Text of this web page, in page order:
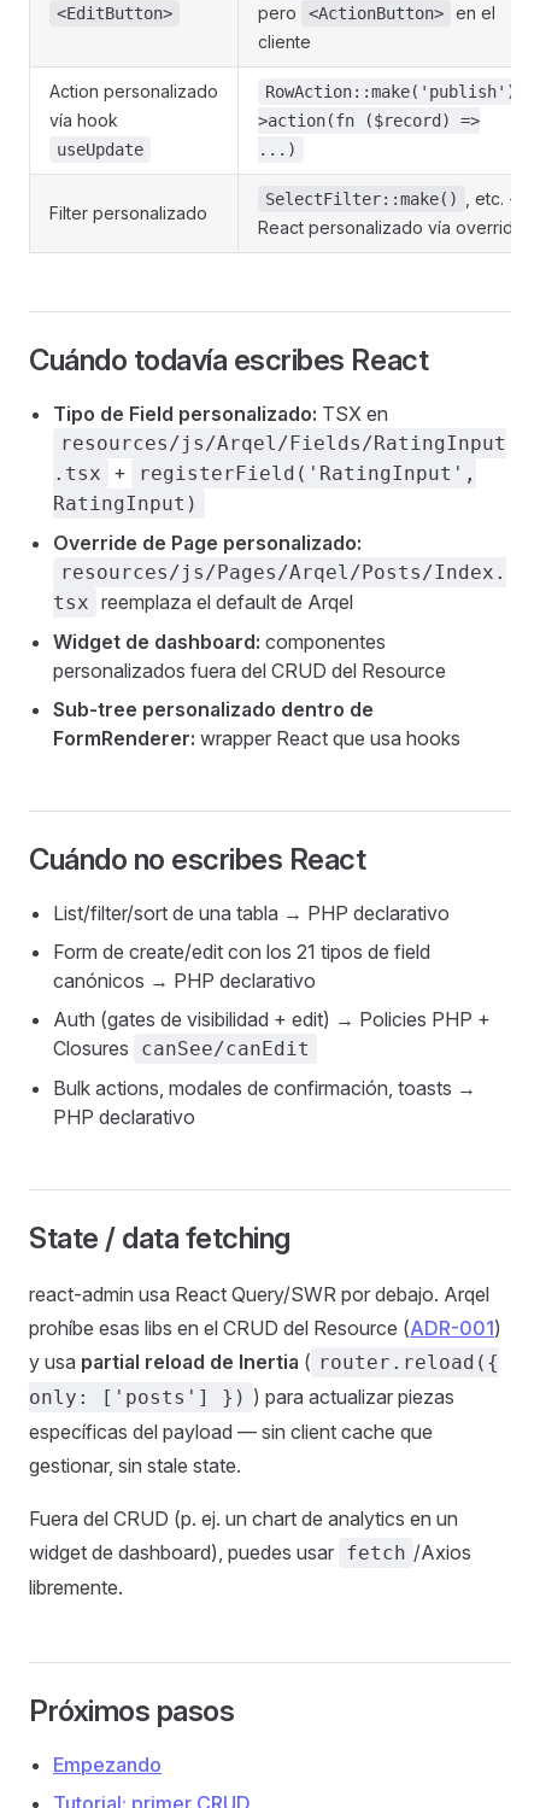
<EditButton>
pero
<ActionButton>
en el
cliente
Action personalizado
vía hook
useUpdate
RowAction::make('publish')-
>action(fn ($record) =>
...)
Filter personalizado
SelectFilter::make()
, etc. +
React personalizado vía override
Cuándo todavía escribes React
Tipo de Field personalizado: TSX en
resources/js/Arqel/Fields/RatingInput
.tsx
+
registerField('RatingInput',
RatingInput)
Override de Page personalizado:
resources/js/Pages/Arqel/Posts/Index.
tsx reemplaza el default de Arqel
Widget de dashboard: componentes
personalizados fuera del CRUD del Resource
Sub-tree personalizado dentro de
FormRenderer: wrapper React que usa hooks
Cuándo no escribes React
List/filter/sort de una tabla → PHP declarativo
Form de create/edit con los 21 tipos de field
canónicos → PHP declarativo
Auth (gates de visibilidad + edit) → Policies PHP +
Closures
canSee/canEdit
Bulk actions, modales de confirmación, toasts →
PHP declarativo
State / data fetching
react-admin usa React Query/SWR por debajo. Arqel
prohíbe esas libs en el CRUD del Resource (ADR-001)
y usa partial reload de Inertia ( router.reload({
only: ['posts'] }) ) para actualizar piezas
específicas del payload — sin client cache que
gestionar, sin stale state.
Fuera del CRUD (p. ej. un chart de analytics en un
widget de dashboard), puedes usar fetch /Axios
libremente.
Próximos pasos
Empezando
Tutorial: primer CRUD